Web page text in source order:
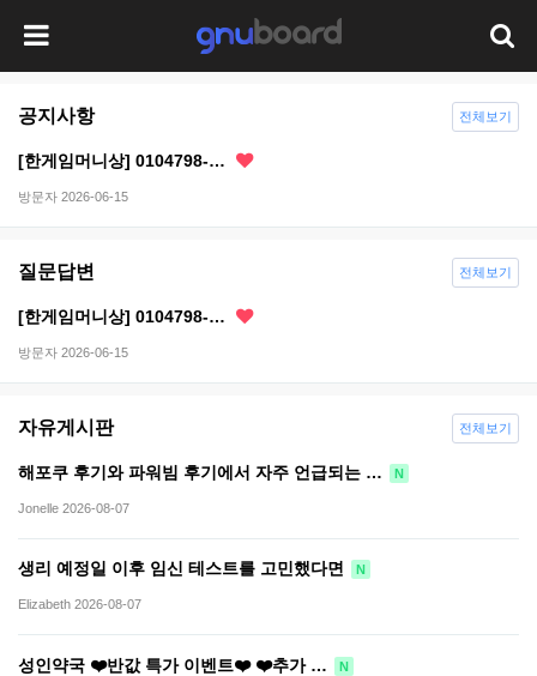
공지사항
[한​게임​머니​상] 01​04​79​8-​…
방문자 2026-06-15
전체보기
질문답변
[한​게임​머니​상] 01​04​79​8-​…
방문자 2026-06-15
전체보기
자유게시판
해포쿠 후기와 파워빔 후기에서 자주 언급되는 … N
Jonelle 2026-08-07
생리 예정일 이후 임신 테스트를 고민했다면 N
Elizabeth 2026-08-07
성인약국 ❤️반값 특가 이벤트❤️ ❤️추가 … N
전체보기